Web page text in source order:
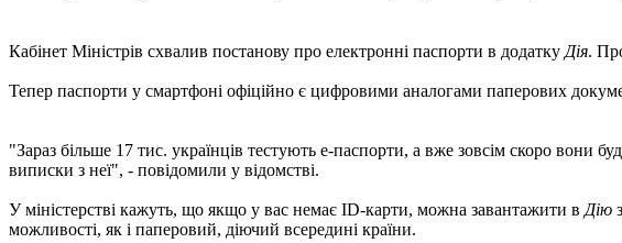
Кабінет Міністрів схвалив постанову про електронні паспорти в додатку Дія.
Тепер паспорти у смартфоні офіційно є цифровими аналогами паперових
"Зараз більше 17 тис. українців тестують е-паспорти, а вже зовсім скоро вони
виписки з неї", - повідомили у відомстві.
У міністерстві кажуть, що якщо у вас немає ID-карти, можна завантажити в Дію
можливості, як і паперовий, діючий всередині країни.